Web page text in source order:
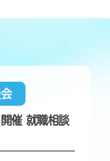
催 就職相談